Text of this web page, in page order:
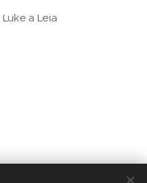
a Leia